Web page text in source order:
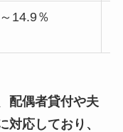
14.9％
配偶者貸付や夫
対応しており、